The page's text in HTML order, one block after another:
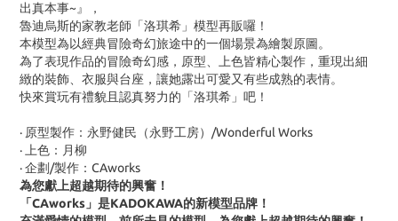
出真本事~』，
魯迪烏斯的家教老師「洛琪希」模型再販囉！
本模型為以經典冒險奇幻旅途中的一個場景為繪製原圖。
為了表現作品的冒險奇幻感，原型、上色皆精心製作，重現出細
緻的裝飾、衣服與台座，讓她露出可愛又有些成熟的表情。
快來賞玩有禮貌且認真努力的「洛琪希」吧！
· 原型製作：永野健民（永野工房）/Wonderful Works
· 上色：月柳
· 企劃/製作：CAworks
為您獻上超越期待的興奮！
「CAworks」是KADOKAWA的新模型品牌！